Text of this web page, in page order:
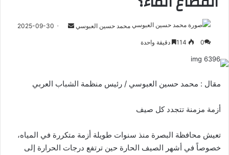
محمد حسين العبوسي
أرسل 2025-09-30
0 دقيقة واحدة
مقال : محمد حسين العبوسي / رئيس منظمة الشباب العربي
أزمة مزمنة تتجدد كل صيف
تعيش محافظة البصرة منذ سنوات طويلة أزمة متكررة في المياه،
خصوصاً في أشهر الصيف الحارة حين ترتفع درجات الحرارة إلى